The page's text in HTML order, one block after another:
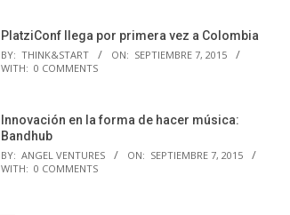
PlatziConf llega por primera vez a Colombia
BY: THINK&START ON: SEPTIEMBRE 7, 2015
WITH: 0 COMMENTS
Innovación en la forma de hacer música:
Bandhub
BY: ANGEL VENTURES ON: SEPTIEMBRE 7, 2015
WITH: 0 COMMENTS